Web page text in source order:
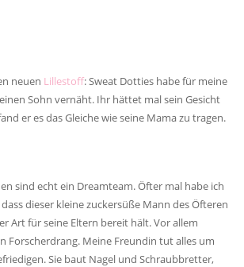
neuen Lillestoff: Sweat Dotties habe für meine
Sohn vernäht. Ihr hättet mal sein Gesicht
er es das Gleiche wie seine Mama zu tragen.
sind echt ein Dreamteam. Öfter mal habe ich
dieser kleine zuckersüße Mann des Öfteren
Art für seine Eltern bereit hält. Vor allem
Forscherdrang. Meine Freundin tut alles um
Sie baut Nagel und Schraubbretter,